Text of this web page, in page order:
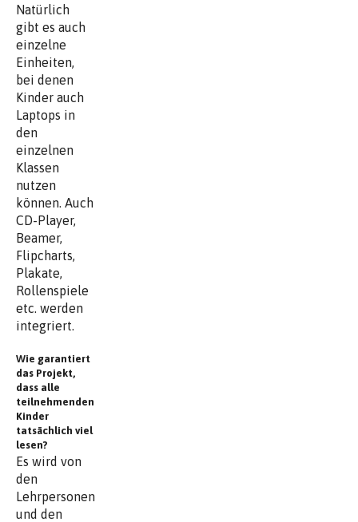
Natürlich
gibt es auch
einzelne
Einheiten,
bei denen
Kinder auch
Laptops in
den
einzelnen
Klassen
nutzen
können. Auch
CD-Player,
Beamer,
Flipcharts,
Plakate,
Rollenspiele
etc. werden
integriert.
Wie garantiert
das Projekt,
dass alle
teilnehmenden
Kinder
tatsächlich viel
lesen?
Es wird von
den
Lehrpersonen
und den